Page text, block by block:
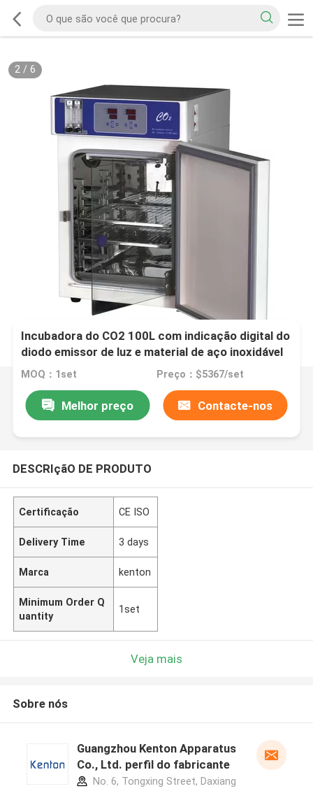
2/ 6
Incubadora do CO2 100L com indicação digital do
diodo emissor de luz e material de aço inoxidável
MOQ：1set Preço：$5367/set
Melhor preço Contacte-nos
DESCRIçãO DE PRODUTO
Certificação CE ISO
Delivery Time 3 days
Marca kenton
Minimum Order Q
uantity
1set
Veja mais
Sobre nós
Guangzhou Kenton Apparatus
Co., Ltd. perfil do fabricante
No. 6, Tongxing Street, Daxiang